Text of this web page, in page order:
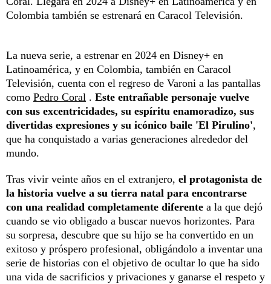
Colombia también se estrenará en Caracol Televisión.
La nueva serie, a estrenar en 2024 en Disney+ en
Latinoamérica, y en Colombia, también en Caracol
Televisión, cuenta con el regreso de Varoni a las pantallas
como Pedro Coral . Este entrañable personaje vuelve
con sus excentricidades, su espíritu enamoradizo, sus
divertidas expresiones y su icónico baile 'El Pirulino',
que ha conquistado a varias generaciones alrededor del
mundo.
Tras vivir veinte años en el extranjero, el protagonista de
la historia vuelve a su tierra natal para encontrarse
con una realidad completamente diferente a la que dejó
cuando se vio obligado a buscar nuevos horizontes. Para
su sorpresa, descubre que su hijo se ha convertido en un
exitoso y próspero profesional, obligándolo a inventar una
serie de historias con el objetivo de ocultar lo que ha sido
una vida de sacrificios y privaciones y ganarse el respeto y